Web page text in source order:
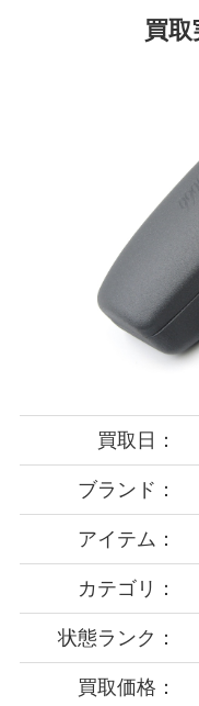
買取
買取日：
ブランド：
アイテム：
カテゴリ：
状態ランク：
買取価格：